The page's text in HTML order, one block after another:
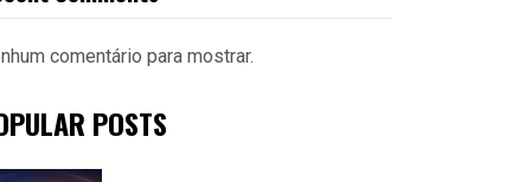
comentário para mostrar.
POSTS